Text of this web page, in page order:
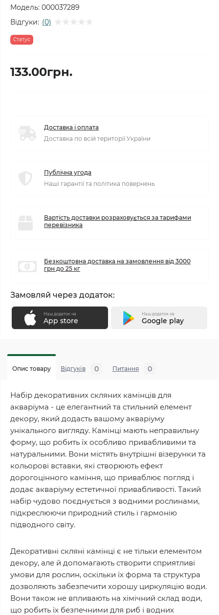
Модель: 000037289
Відгуки: (0)
Статус
133.00грн.
Доставка і оплата
Доставка по всій території України
Публічна угода
Наші гарантії та політика повернень
Вартість доставки розраховується за тарифами
перевізника
Безкоштовна доставка на замовлення від 3000
грн до 25 кг
Замовляй через додаток:
Наш додаток на
App store
Наш додаток на
Google play
Опис товару Відгуків 0 Питання 0
Набір декоративних скляних камінців для
акваріума - це елегантний та стильний елемент
декору, який додасть вашому акваріуму
унікального вигляду. Камінці мають неправильну
форму, що робить їх особливо привабливими та
натуральними. Вони містять внутрішні візерунки та
кольорові вставки, які створюють ефект
дорогоцінного каміння, що приваблює погляд і
додає акваріуму естетичної привабливості. Такий
набір чудово поєднується з водними рослинами,
підкреслюючи природний стиль і гармонію
підводного світу.
Декоративні скляні камінці є не тільки елементом
декору, але й допомагають створити сприятливі
умови для рослин, оскільки їх форма та структура
дозволяють забезпечити хорошу циркуляцію води.
Вони також не впливають на хімічний склад води,
що робить їх безпечними для риб і водних